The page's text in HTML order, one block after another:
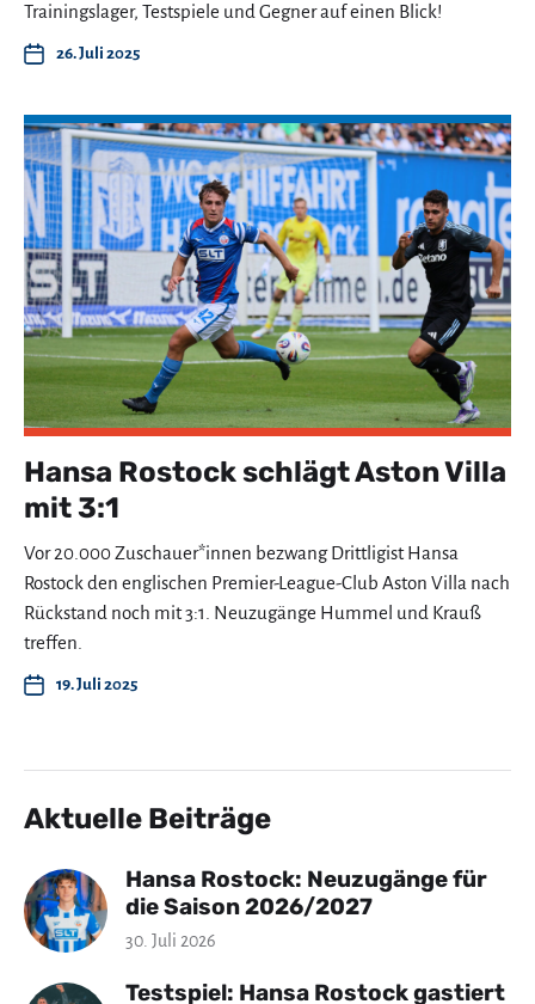
Trainingslager, Testspiele und Gegner auf einen Blick!
26. Juli 2025
Hansa Rostock schlägt Aston Villa
mit 3:1
Vor 20.000 Zuschauer*innen bezwang Drittligist Hansa
Rostock den englischen Premier-League-Club Aston Villa nach
Rückstand noch mit 3:1. Neuzugänge Hummel und Krauß
treffen.
19. Juli 2025
Aktuelle Beiträge
Hansa Rostock: Neuzugänge für
die Saison 2026/2027
30. Juli 2026
Testspiel: Hansa Rostock gastiert